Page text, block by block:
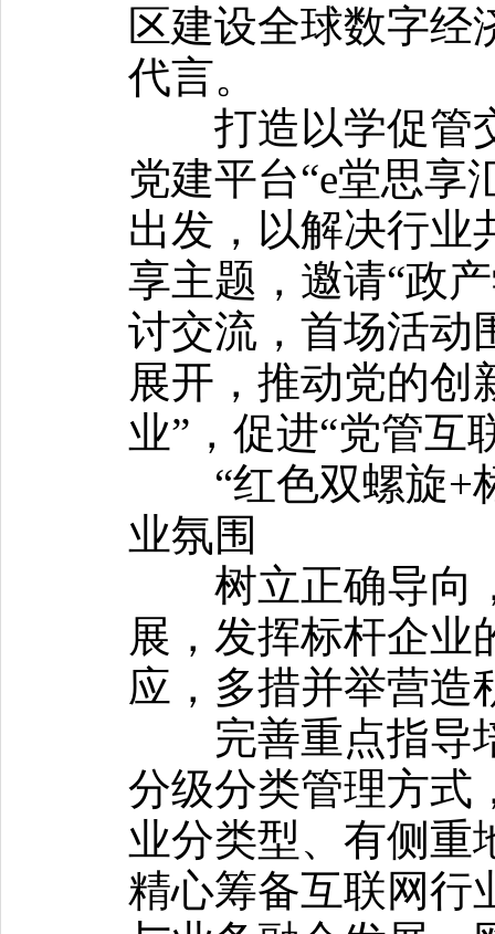
区建设全球数字经
代言。
打造以学促管
党建平台“e堂思享
出发，以解决行业
享主题，邀请“政
讨交流，首场活动
展开，推动党的创
业”，促进“党管互
“红色双螺旋+
业氛围
树立正确导向
展，发挥标杆企业
应，多措并举营造
完善重点指导
分级分类管理方式
业分类型、有侧重
精心筹备互联网行